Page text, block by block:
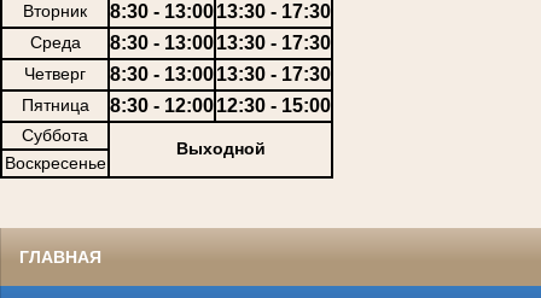
Вторник
8:30 - 13:0013:30 - 17:30
Среда 8:30 - 13:0013:30 - 17:30
Четверг 8:30 - 13:0013:30 - 17:30
Пятница 8:30 - 12:0012:30 - 15:00
Суббота
Выходной
Воскресенье
ГЛАВНАЯ